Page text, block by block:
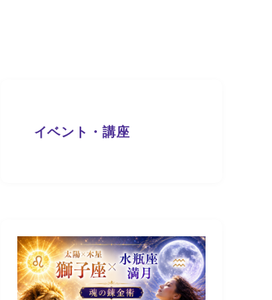
イベント・講座